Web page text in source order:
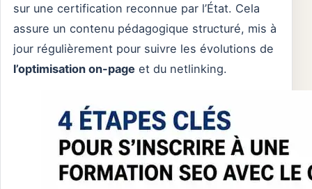
sur une certification reconnue par l’État. Cela
assure un contenu pédagogique structuré, mis à
jour régulièrement pour suivre les évolutions de
l’optimisation on-page et du netlinking.